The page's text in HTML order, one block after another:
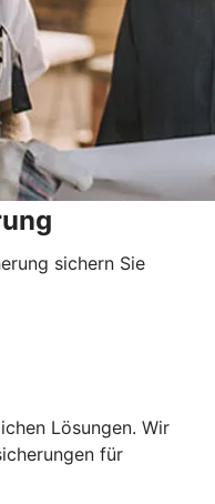
sichern Sie
Lösungen. Wir
für